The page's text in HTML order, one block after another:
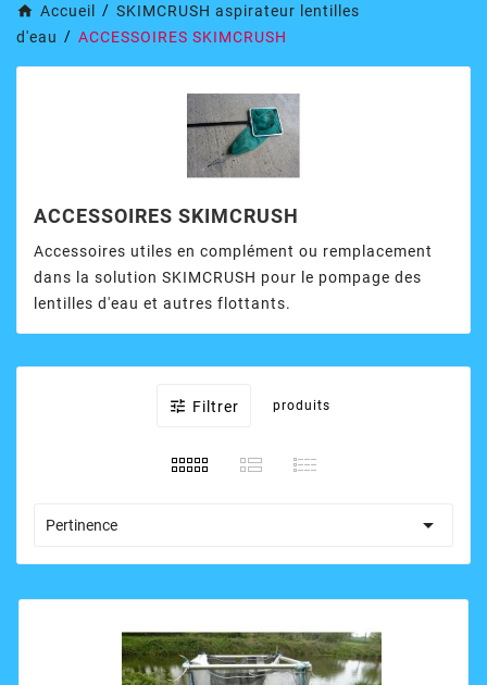
Accueil
SKIMCRUSH aspirateur lentilles
d'eau
ACCESSOIRES SKIMCRUSH
ACCESSOIRES SKIMCRUSH
Accessoires utiles en complément ou remplacement
dans la solution SKIMCRUSH pour le pompage des
lentilles d'eau et autres flottants.
 Filtrer produits
Pertinence 